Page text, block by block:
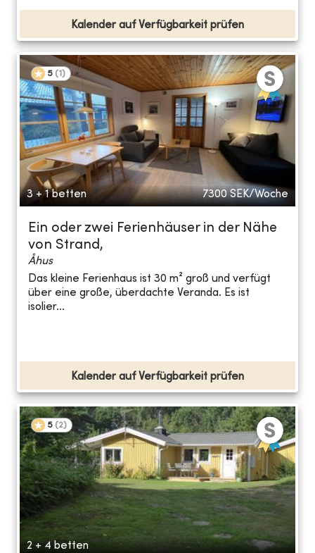
Kalender auf Verfügbarkeit prüfen
5 (1 )
3 + 1 betten 7300 SEK/Woche
Ein oder zwei Ferienhäuser in der Nähe
von Strand,
Åhus
Das kleine Ferienhaus ist 30 m² groß und verfügt
über eine große, überdachte Veranda. Es ist
isolier...
Kalender auf Verfügbarkeit prüfen
5 (2)
2 + 4 betten